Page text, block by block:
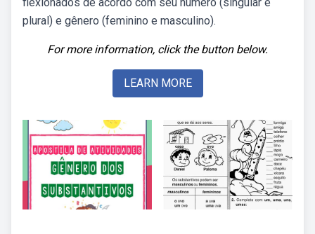
plural) e gênero (feminino e masculino).
For more information, click the button below.
LEARN MORE